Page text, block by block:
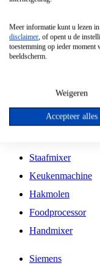
Vrijstaande
Vrijstaande
Inbouw
Inbouw
Kookplaat
Staafmixer
Keukenmachine
Hakmolen
Foodprocessor
Handmixer
Siemens
Meer informatie kunt u lezen
disclaimer, of opent u de
toestemming op ieder
beeldscherm.
Weigeren
Accepteer alles